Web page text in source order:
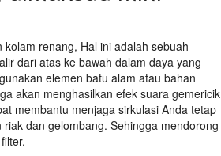
renang, Hal ini adalah sebuah
dari atas ke bawah dalam daya yang
elemen batu alam atau bahan
akan menghasilkan efek suara gemericik
membantu menjaga sirkulasi Anda tetap
dan gelombang. Sehingga mendorong